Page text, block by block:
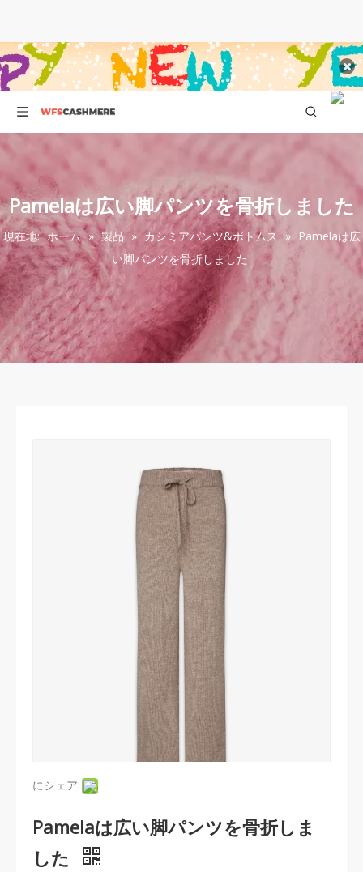
Pamelaは広い脚パンツを骨折しました
現在地: ホーム » 製品 » カシミアパンツ&ボトムス » Pamelaは広
い脚パンツを骨折しました
にシェア:
Pamelaは広い脚パンツを骨折しま
した